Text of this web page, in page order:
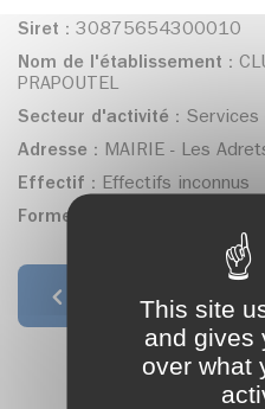
This site
and gives
over what
Siret : 30875654300010
Nom de l'établissement :
PRAPOUTEL
Secteur d'activité : Services
Adresse : MAIRIE - Les
Effectif : Effectifs inconnus
Forme juridique :
Retour à la liste